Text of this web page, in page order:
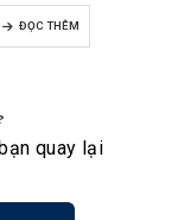
0trong số 5
ĐỌC THÊM
quay lại